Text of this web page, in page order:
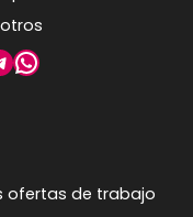
WhatsApp
ofertas de trabajo